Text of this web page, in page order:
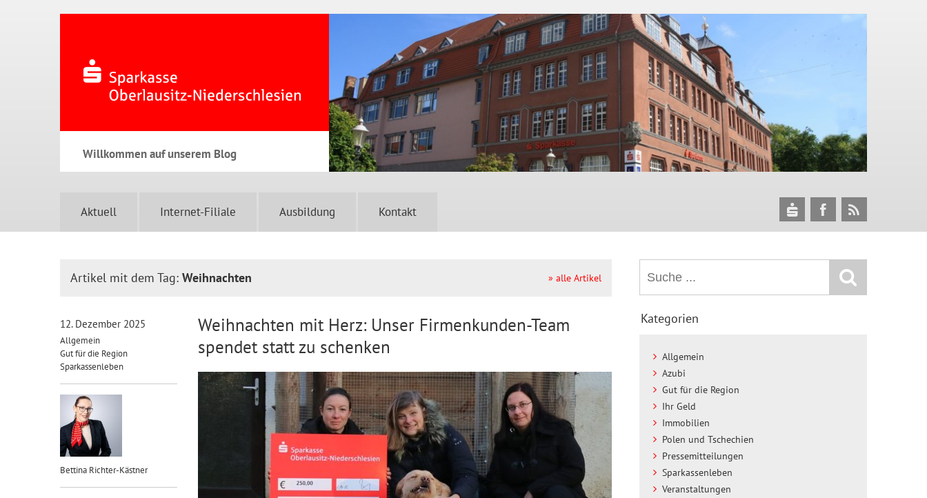
Willkommen auf unserem Blog
Aktuell Internet-Filiale Ausbildung Kontakt
Artikel mit dem Tag: Weihnachten » alle Artikel
12. Dezember 2025
Allgemein
Gut für die Region
Sparkassenleben
Bettina Richter-Kästner
Weihnachten mit Herz: Unser Firmenkunden-Team
spendet statt zu schenken
Kategorien
Allgemein
Azubi
Gut für die Region
Ihr Geld
Immobilien
Polen und Tschechien
Pressemitteilungen
Sparkassenleben
Veranstaltungen